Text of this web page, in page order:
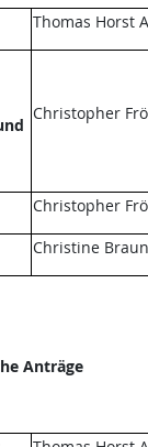
Thomas Horst
Christopher
Christopher
Christine
Anträge